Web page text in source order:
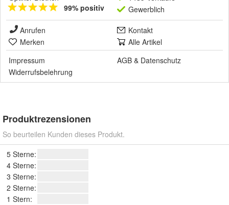
99% positiv
Gewerblich
Anrufen
Kontakt
Merken
Alle Artikel
Impressum
AGB & Datenschutz
Widerrufsbelehrung
Produktrezensionen
So beurteilen Kunden dieses Produkt.
5 Sterne:
4 Sterne:
3 Sterne:
2 Sterne:
1 Stern: